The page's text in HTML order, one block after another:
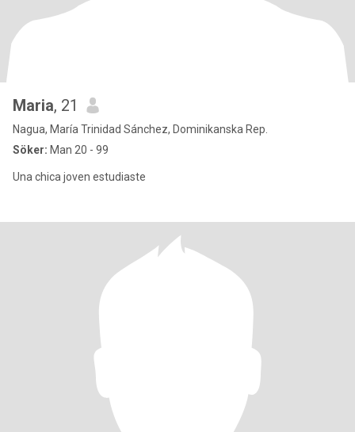
Maria, 21
Nagua, María Trinidad Sánchez, Dominikanska Rep.
Söker: Man 20 - 99
Una chica joven estudiaste